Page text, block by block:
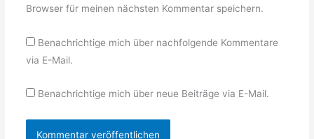
Browser für meinen nächsten Kommentar speichern.
Benachrichtige mich über nachfolgende Kommentare
via E-Mail.
Benachrichtige mich über neue Beiträge via E-Mail.